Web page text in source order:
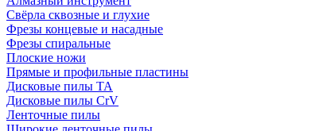
Свёрла сквозные и глухие
Фрезы концевые и насадные
Фрезы спиральные
Плоские ножи
Прямые и профильные пластины
Дисковые пилы TA
Дисковые пилы CrV
Ленточные пилы